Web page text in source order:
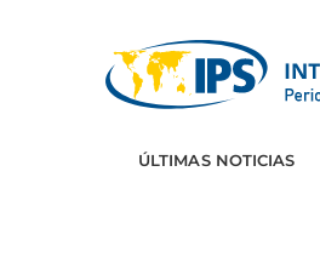
ÚLTIMAS NOTICIAS